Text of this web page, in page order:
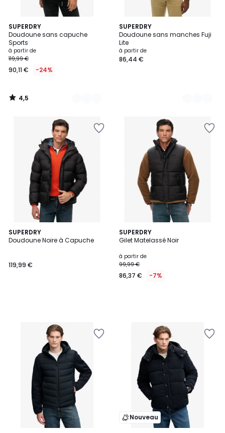
SUPERDRY
Doudoune sans capuche
Sports
à partir de
119,99 €
90,11 € -24%
4,5
/ 5
4
Couleurs
4,5
/
SUPERDRY
Doudoune sans manches Fuji
Lite
à partir de
86,44 €
2
Couleurs
SUPERDRY
Doudoune Noire à Capuche
119,99 €
SUPERDRY
Gilet Matelassé Noir
à partir de
99,99 €
86,37 € -7%
Nouveau